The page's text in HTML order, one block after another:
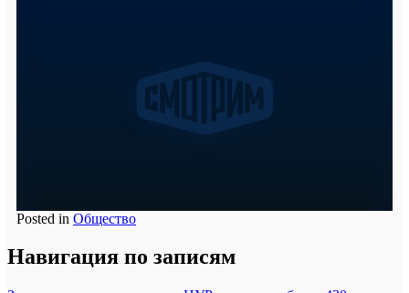
Posted in Общество
Навигация по записям